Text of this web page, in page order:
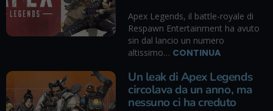
Apex Legends, il battle-royale di
Respawn Entertainment ha avuto
sin dal lancio un numero
altissimo… CONTINUA
Un leak di Apex Legends
circolava da un anno, ma
nessuno ci ha creduto